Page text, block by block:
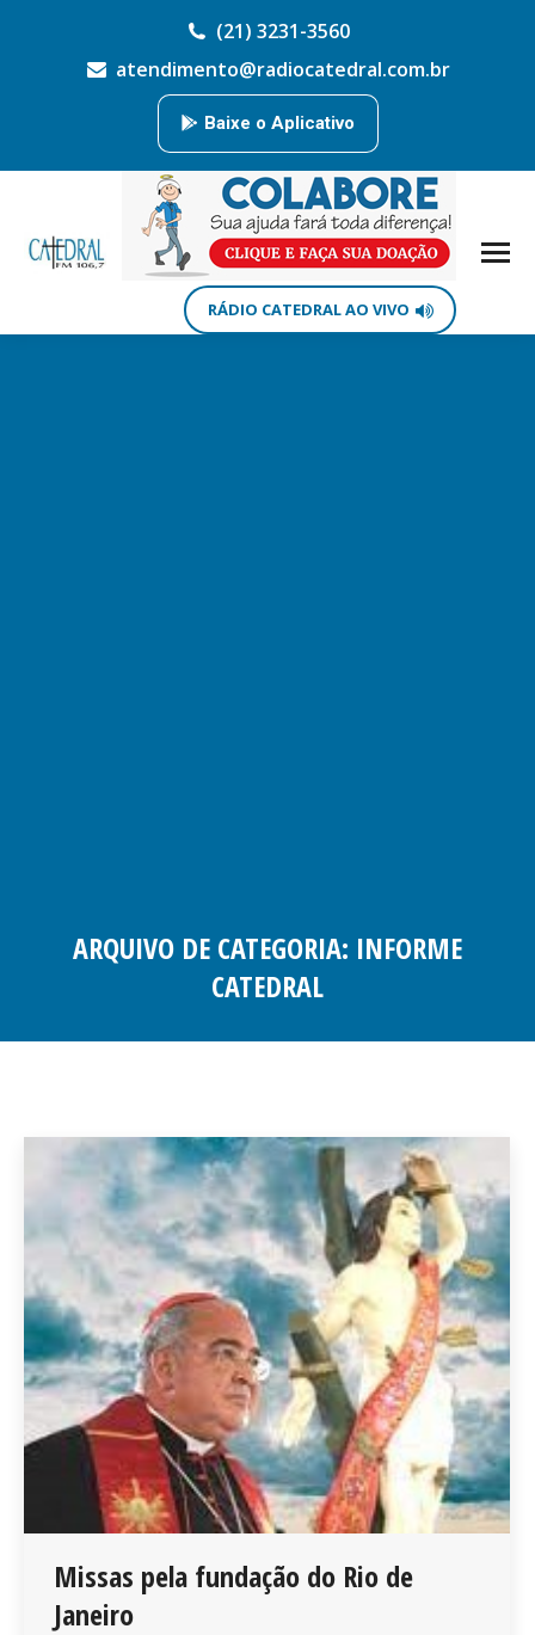
(21) 3231-3560
atendimento@radiocatedral.com.br
Baixe o Aplicativo
RÁDIO CATEDRAL AO VIVO
ARQUIVO DE CATEGORIA: INFORME
CATEDRAL
Missas pela fundação do Rio de
Janeiro